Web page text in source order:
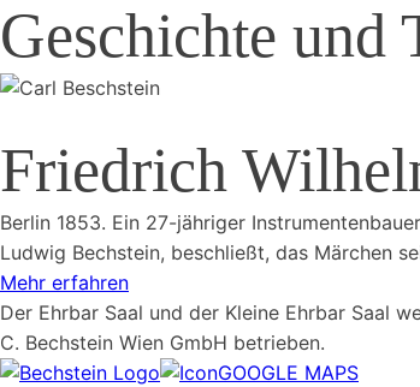
Geschichte und
Friedrich
Berlin 1853. Ein 27-jähriger
Ludwig Bechstein, beschließt, das Märchen
Mehr erfahren
Der Ehrbar Saal und der Kleine Ehrbar Saal
C. Bechstein Wien GmbH betrieben.
GOOGLE MAPS